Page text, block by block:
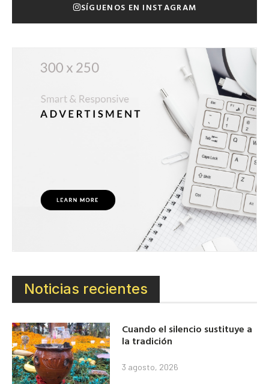
SÍGUENOS EN INSTAGRAM
Noticias recientes
Cuando el silencio sustituye a
la tradición
3 agosto, 2026